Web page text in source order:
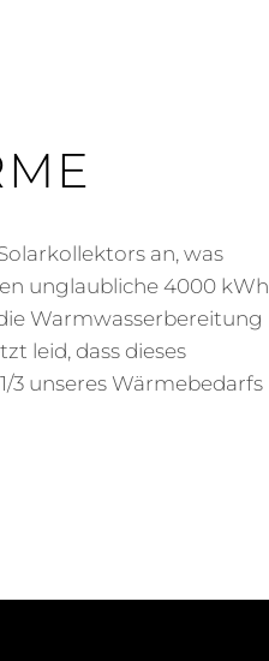
an, was
unglaubliche 4000 kWh
Warmwasserbereitung
leid, dass dieses
3 unseres Wärmebedarfs